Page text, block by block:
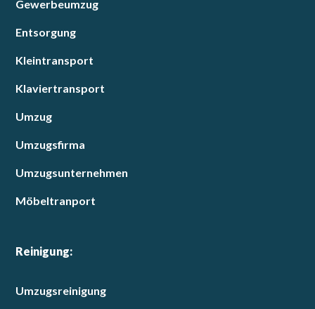
Gewerbeumzug
Entsorgung
Kleintransport
Klaviertransport
Umzug
Umzugsfirma
Umzugsunternehmen
Möbeltranport
Reinigung:
Umzugsreinigung